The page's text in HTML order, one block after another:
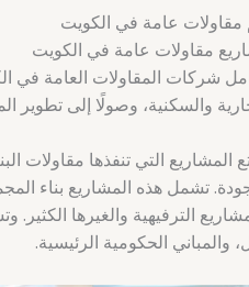
مقاولات عامة في الكويت
مقاولات عامة في الكويت
شركات المقاولات العامة في
والسكنية، وصولًا إلى تطوير
المشاريع التي تنفذها مقاولات
تشمل هذه المشاريع بناء
والمباني الحكومية الرئيسية.